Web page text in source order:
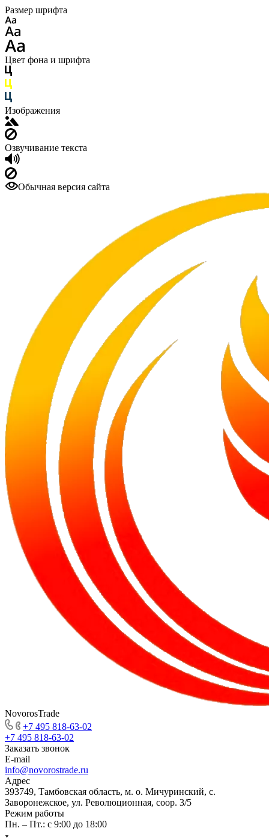
Размер шрифта
Цвет фона и шрифта
Изображения
Озвучивание текста
Обычная версия сайта
NovorosTrade
+7 495 818-63-02
+7 495 818-63-02
Заказать звонок
E-mail
info@novorostrade.ru
Адрес
393749, Тамбовская область, м. о. Мичуринский, с.
Заворонежское, ул. Революционная, соор. 3/5
Режим работы
Пн. – Пт.: с 9:00 до 18:00